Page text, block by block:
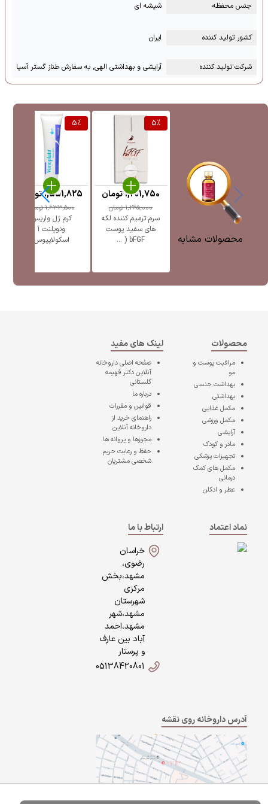
جنس محفظه شیشه ای
کشور تولید کننده ایران
شرکت تولید کننده آرایشی و بهداشتی الهی, به سفارش طناز گستر آسیا
محصولات مشابه
5%
سرم ترمیم کننده لکه
های سفید پوست
bFGF ( ...
1,265,000تومان
1,201,750تومان
5%
کرم ژل واریس
ونوپلنت آ
اسکولاپیوس
1,633,500تومان
1,551,825تومان
محصولات
مراقبت پوست و
مو
بهداشت جنسی
بهداشتی
مکمل غذایی
مکمل ورزشی
آرایشی
مادر و کودک
تجهیزات پزشکی
مکمل های کمک
درمانی
عطر و ادکلن
لینک های مفید
صفحه اصلیداروخانه
آنلاین دکتر فهیمه
گلستانی
درباره ما
قوانین و مقررات
راهنمای خرید از
داروخانه آنلاین
مجوزها و پروانه ها
حفظ و رعایت حریم
شخصی مشتریان
نماد اعتماد
ارتباط با ما
خراسان
رضوی،
مشهد،بخش
مرکزی
شهرستان
مشهد،شهر
مشهد،احمد
آباد بین عارف
و پرستار
05138420801
آدرس داروخانه روی نقشه